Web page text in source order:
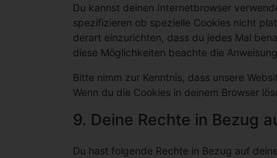
Du kannst deinen Internetbrowser
spezifizieren ob spezielle Cookies nicht
derart einzurichten, dass du jedes Mal
diese Möglichkeiten beachte die
Bitte nimm zur Kenntnis, dass unsere
Wenn du die Cookies in deinem Browser
9. Deine Rechte in Bezug
Du hast folgende Rechte in Bezug auf